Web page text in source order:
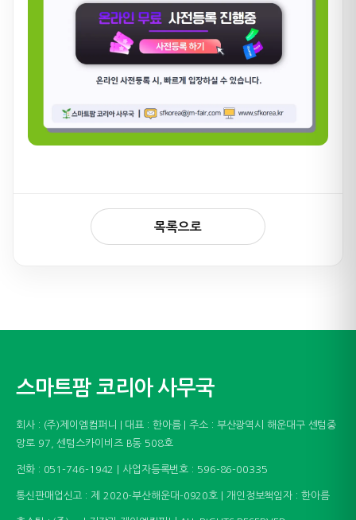
목록으로
스마트팜 코리아 사무국
회사 : (주)제이엠컴퍼니 | 대표 : 한아름 | 주소 : 부산광역시 해운대구 센텀중
앙로 97, 센텀스카이비즈 B동 508호
전화 : 051-746-1942 | 사업자등록번호 : 596-86-00335
통신판매업신고 : 제 2020-부산해운대-0920호 | 개인정보책임자 : 한아름